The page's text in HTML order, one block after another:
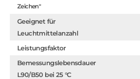
Zeichen"
Geeignet für
Leuchtmittelanzahl
Leistungsfaktor
Bemessungslebensdauer
L90/B50 bei 25 °C